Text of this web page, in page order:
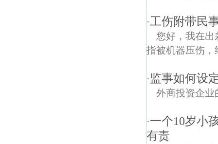
·工伤附带民
您好，我在出
指被机器压伤，
·监事如何设
外商投资企业
·一个10岁小
有责